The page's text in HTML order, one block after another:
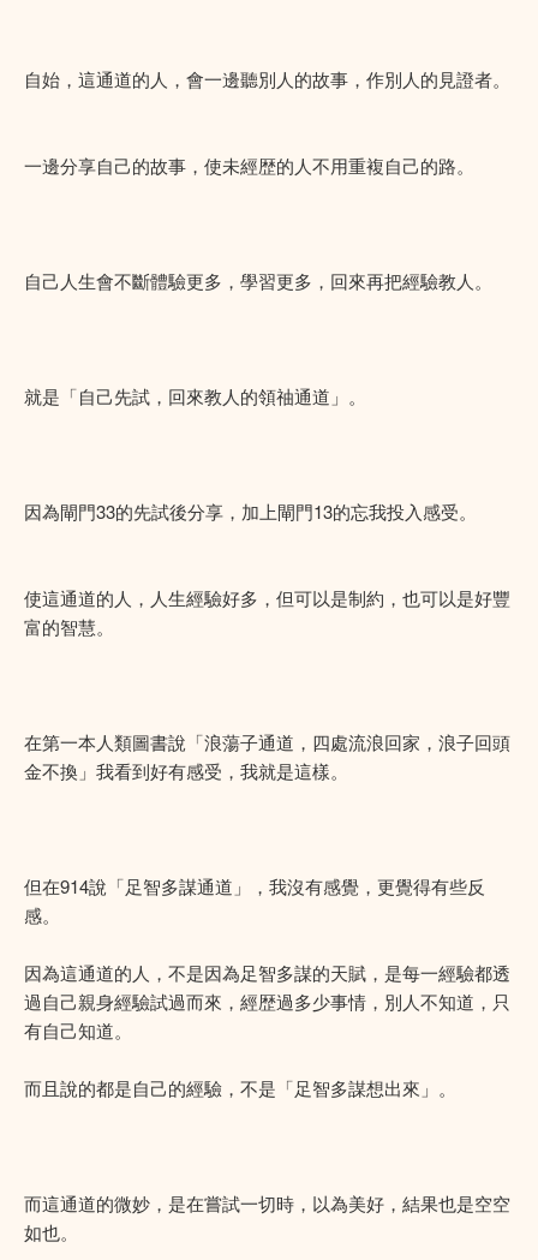
自始，這通道的人，會一邊聽別人的故事，作別人的見證者。
一邊分享自己的故事，使未經歴的人不用重複自己的路。
自己人生會不斷體驗更多，學習更多，回來再把經驗教人。
就是「自己先試，回來教人的領䄂通道」。
因為閘門33的先試後分享，加上閘門13的忘我投入感受。
使這通道的人，人生經驗好多，但可以是制約，也可以是好豐
富的智慧。
在第一本人類圖書說「浪蕩子通道，四處流浪回家，浪子回頭
金不換」我看到好有感受，我就是這樣。
但在914說「足智多謀通道」，我沒有感覺，更覺得有些反
感。
因為這通道的人，不是因為足智多謀的天賦，是每一經驗都透
過自己親身經驗試過而來，經歴過多少事情，別人不知道，只
有自己知道。
而且說的都是自己的經驗，不是「足智多謀想出來」。
而這通道的微妙，是在嘗試一切時，以為美好，結果也是空空
如也。